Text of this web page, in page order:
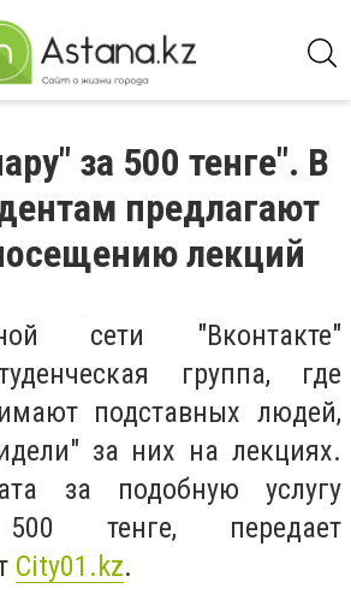
за 500 тенге". В
предлагают
лекций
сети "Вконтакте"
группа, где
подставных людей,
за них на лекциях.
за подобную услугу
500 тенге, передает
City01.kz.